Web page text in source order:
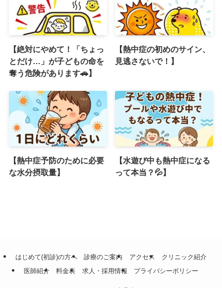
【絶対にやめて！「ちょっ
とだけ…」が子どもの命を
奪う危険があります🚗】
【熱中症の初めのサイン、
見逃さないで！】
【熱中症予防のために必要
な水分摂取量】
【水遊び中も熱中症になる
って本当？💦】
はじめて(初診)の方へ 診療のご案内 アクセス
クリニック紹介
医師紹介
料金表 求人・採用情報 プライバシーポリシー